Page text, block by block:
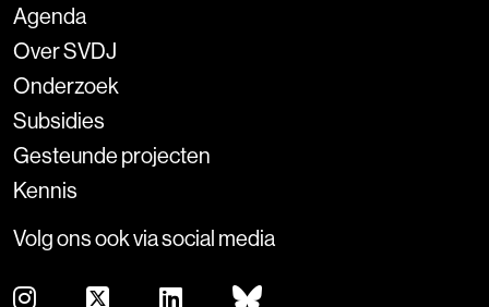
Agenda
Over SVDJ
Onderzoek
Subsidies
Gesteunde projecten
Kennis
Volg ons ook via social media